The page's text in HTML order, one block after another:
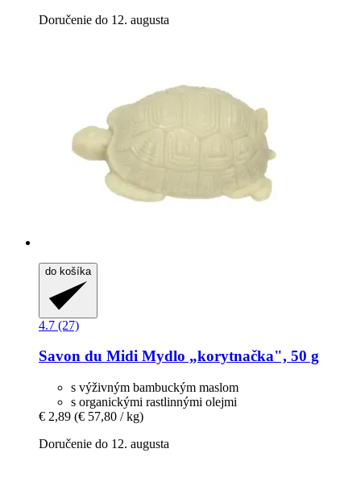
Doručenie do 12. augusta
do košíka
4.7 (27)
Savon du Midi Mydlo „korytnačka", 50 g
s výživným bambuckým maslom
s organickými rastlinnými olejmi
€ 2,89 (€ 57,80 / kg)
Doručenie do 12. augusta